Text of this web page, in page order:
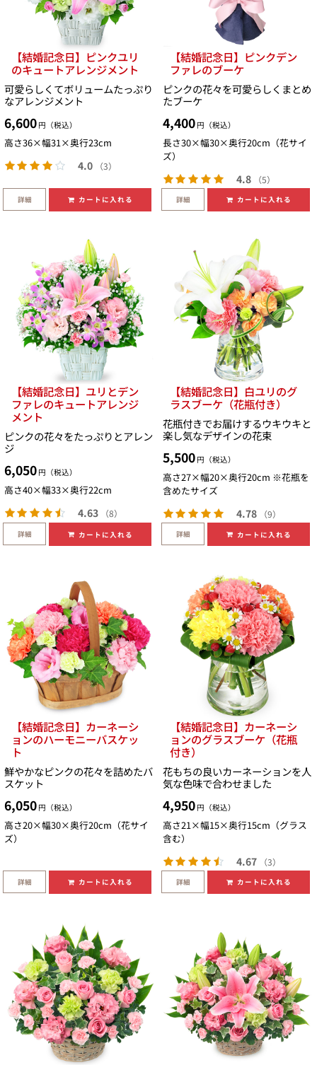
【結婚記念日】ピンクユリ
のキュートアレンジメント
可愛らしくてボリュームたっぷり
なアレンジメント
6,600 円（税込）
高さ36×幅31×奥行23cm
4.0 （3）
詳細 カートに入れる
【結婚記念日】ピンクデン
ファレのブーケ
ピンクの花々を可愛らしくまとめ
たブーケ
4,400 円（税込）
長さ30×幅30×奥行20cm（花サイ
ズ）
4.8 （5）
詳細 カートに入れる
【結婚記念日】ユリとデン
ファレのキュートアレンジ
メント
ピンクの花々をたっぷりとアレン
ジ
6,050 円（税込）
高さ40×幅33×奥行22cm
4.63 （8）
詳細 カートに入れる
【結婚記念日】白ユリのグ
ラスブーケ（花瓶付き）
花瓶付きでお届けするウキウキと
楽し気なデザインの花束
5,500 円（税込）
高さ27×幅20×奥行20cm ※花瓶を
含めたサイズ
4.78 （9）
詳細 カートに入れる
【結婚記念日】カーネーシ
ョンのハーモニーバスケッ
ト
鮮やかなピンクの花々を詰めたバ
スケット
6,050 円（税込）
高さ20×幅30×奥行20cm（花サイ
ズ）
詳細 カートに入れる
【結婚記念日】カーネーシ
ョンのグラスブーケ（花瓶
付き）
花もちの良いカーネーションを人
気な色味で合わせました
4,950 円（税込）
高さ21×幅15×奥行15cm（グラス
含む）
4.67 （3）
詳細 カートに入れる